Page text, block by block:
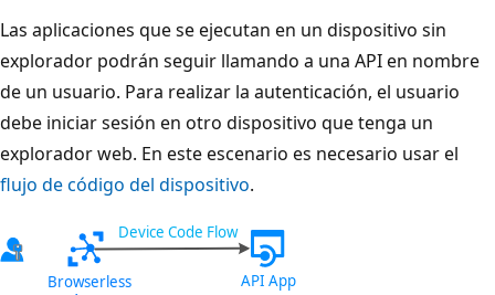
Las aplicaciones que se ejecutan en un dispositivo sin
explorador podrán seguir llamando a una API en nombre
de un usuario. Para realizar la autenticación, el usuario
debe iniciar sesión en otro dispositivo que tenga un
explorador web. En este escenario es necesario usar el
flujo de código del dispositivo.